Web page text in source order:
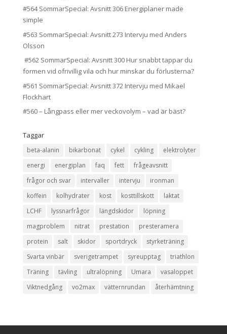
#564 SommarSpecial: Avsnitt 306 Energiplaner made
simple
#563 SommarSpecial: Avsnitt 273 Intervju med Anders
Olsson
#562 SommarSpecial: Avsnitt 300 Hur snabbt tappar du
formen vid ofrivillig vila och hur minskar du förlusterna?
#561 SommarSpecial: Avsnitt 372 Intervju med Mikael
Flockhart
#560 – Långpass eller mer veckovolym – vad är bäst?
Taggar
beta-alanin bikarbonat cykel cykling
elektrolyter
energi
energiplan faq fett
frågeavsnitt
frågor och svar
intervaller intervju
ironman
koffein
kolhydrater kost kosttillskott
laktat
LCHF
lyssnarfrågor längdskidor
löpning
magproblem
nitrat prestation
presteramera
protein
salt skidor sportdryck
styrketräning
Svarta vinbär
sverigetrampet syreupptag
triathlon
Träning
tävling ultralöpning Umara
vasaloppet
Viktnedgång
vo2max vätternrundan återhämtning